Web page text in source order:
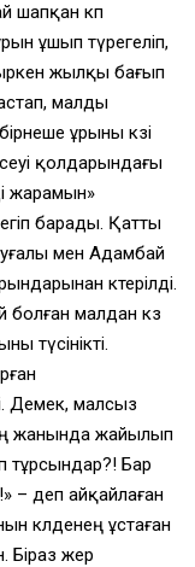
шапқан көп
ұшып түрегеліп,
жылқы бағып
малды
ұрыны көзі
қолдарындағы
жарамын»
барады. Қатты
мен Адамбай
көтерілді.
болған малдан көз
түсінікті.
Демек, малсыз
жанында жайылып
тұрсындар?! Бар
– деп айқайлаған
көлденең ұстаған
Біраз жер